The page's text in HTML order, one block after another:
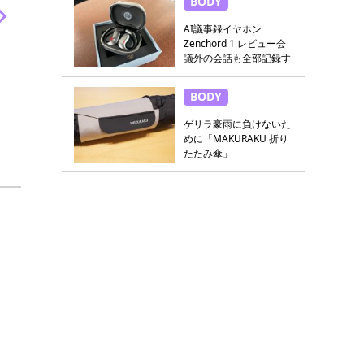
AI議事録イヤホン
Zenchord 1 レビュー会
議外の会話も全部記録す
BODY
ゲリラ豪雨に負けないた
めに「MAKURAKU 折り
たたみ傘」